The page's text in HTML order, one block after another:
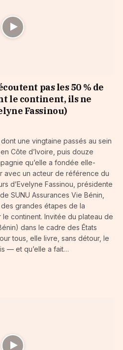
pas les 50 % de
le continent, ils ne
Fassinou)
une vingtaine passés au sein
Côte d’Ivoire, puis douze
qu’elle a fondée elle-
avec un acteur de référence du
d’Evelyne Fassinou, présidente
SUNU Assurances Vie Bénin,
grandes étapes de la
continent. Invitée du plateau de
dans le cadre des États
tous, elle livre, sans détour, le
— et qu’elle a fait…